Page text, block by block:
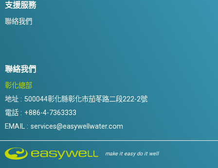
支援服務
聯絡我們
聯絡我們
彰化總部
地址 : 500044彰化縣彰化市茄苳路二段222-2號
電話 : +886-4-7363333
EMAIL : services@easywellwater.com
make it easy do it well